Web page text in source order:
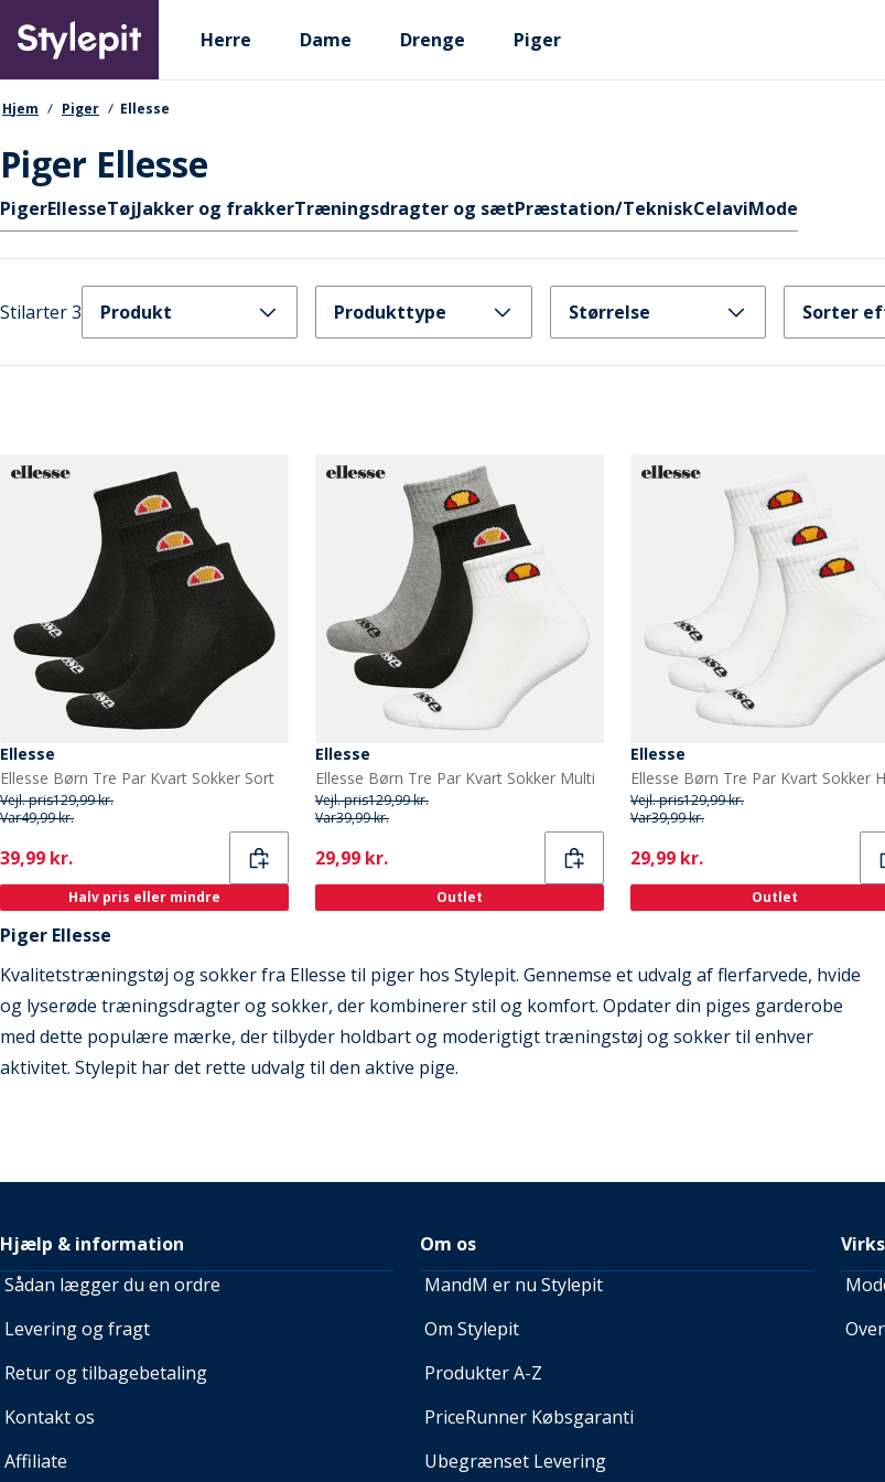
main
content
Primary departments
Herre Dame Drenge Piger
navigationssti
Hjem Piger Ellesse
Piger Ellesse
Hurtige links
PigerEllesseTøjJakker og frakkerTræningsdragter og sætPræstation/TekniskCelaviMode
Stilarter 3 Produkt Produkttype Størrelse Sorter
Ellesse
Ellesse Børn Tre Par Kvart Sokker Sort
Vejl. pris129,99 kr.
Var49,99 kr.
Current
39,99 kr.
Halv pris eller mindre
Ellesse
Ellesse Børn Tre Par Kvart Sokker Multi
Vejl. pris129,99 kr.
Var39,99 kr.
Current
29,99 kr.
Outlet
Ellesse
Ellesse Børn Tre Par Kvart Sokker
Vejl. pris129,99 kr.
Var39,99 kr.
Current
29,99 kr.
Outlet
Piger Ellesse
Kvalitetstræningstøj og sokker fra Ellesse til piger hos Stylepit. Gennemse et udvalg af flerfarvede, hvide
og lyserøde træningsdragter og sokker, der kombinerer stil og komfort. Opdater din piges garderobe
med dette populære mærke, der tilbyder holdbart og moderigtigt træningstøj og sokker til enhver
aktivitet. Stylepit har det rette udvalg til den aktive pige.
Hjælp & information
Sådan lægger du en ordre
Levering og fragt
Retur og tilbagebetaling
Kontakt os
Affiliate
Om os
MandM er nu Stylepit
Om Stylepit
Produkter A-Z
PriceRunner Købsgaranti
Ubegrænset Levering